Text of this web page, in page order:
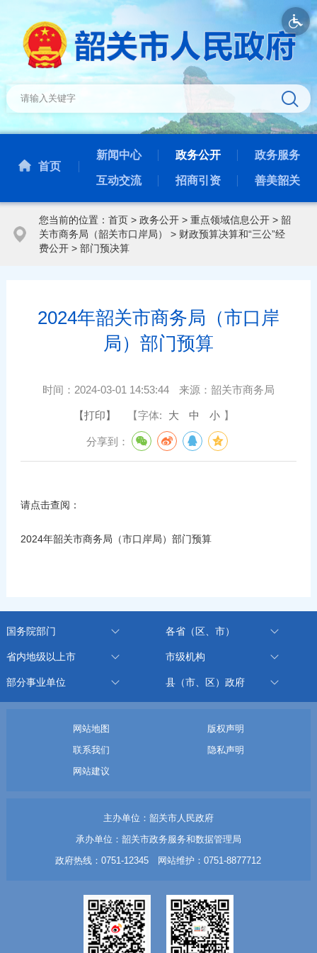
首页
新闻中心 政务公开 政务服务
互动交流 招商引资 善美韶关
您当前的位置： 首页> 政务公开> 重点领域信息公开> 韶
关市商务局（韶关市口岸局）
> 财政预算决算和“三公”经
费公开> 部门预决算
2024年韶关市商务局（市口岸
局）部门预算
时间： 2024-03-01 14:53:44 来源： 韶关市商务局
【打印】 【字体: 大 中 小 】
分享到：
请点击查阅：
2024年韶关市商务局（市口岸局）部门预算
国务院部门 各省（区、市）
省内地级以上市 市级机构
部分事业单位 县（市、区）政府
网站地图
版权声明
联系我们
隐私声明
网站建议
主办单位：韶关市人民政府
承办单位：韶关市政务服务和数据管理局
政府热线：0751-12345 网站维护：0751-8877712